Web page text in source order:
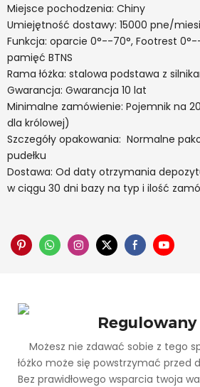
Miejsce pochodzenia: Chiny
Umiejętność dostawy: 15000 pne/
Funkcja: oparcie 0°--70°, Footrest
pamięć BTNS
Rama łóżka: stalowa podstawa z
Gwarancja: Gwarancja 10 lat
Minimalne zamówienie: Pojemnik na
dla królowej)
Szczegóły opakowania: Normalne
pudełku
Dostawa: Od daty otrzymania
w ciągu 30 dni bazy na typ i ilość
Regulowany
Możesz nie zdawać sobie z tego
łóżko może się powstrzymać
Bez prawidłowego wsparcia twoja